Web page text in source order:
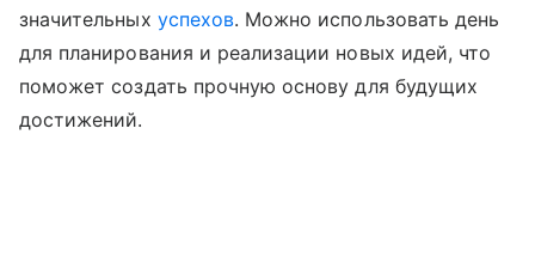
значительных успехов. Можно использовать день
для планирования и реализации новых идей, что
поможет создать прочную основу для будущих
достижений.